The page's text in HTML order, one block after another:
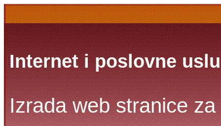
Internet i poslovne
Izrada web stranice